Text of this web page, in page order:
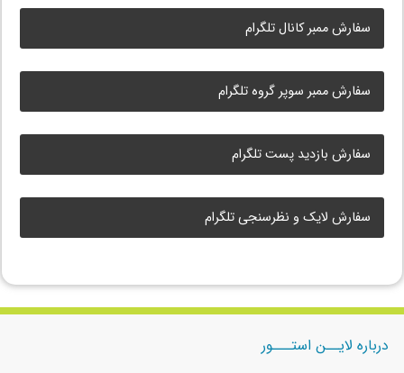
سفارش ممبر کانال تلگرام
سفارش ممبر سوپر گروه تلگرام
سفارش بازدید پست تلگرام
سفارش لایک و نظرسنجی تلگرام